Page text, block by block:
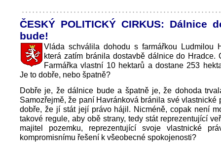
ČESKÝ POLITICKÝ CIRKUS: Dálnice
bude!
Vláda schválila dohodu s farmářkou Ludmilou
která zatím bránila dostavbě dálnice do Hradce.
Farmářka vlastní 10 hektarů a dostane 253
Je to dobře, nebo špatně?
Dobře je, že dálnice bude a špatně je, že dohoda
Samozřejmě, že paní Havránková bránila své vlastnické
dobře, že jí stát její právo hájil. Nicméně, copak není
takové regule, aby obě strany, tedy stát reprezentující
majitel pozemku, reprezentující svoje vlastnické
kompromisnímu řešení k všeobecné spokojenosti?